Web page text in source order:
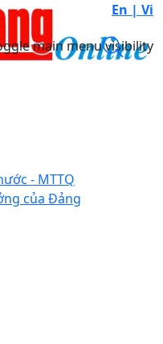
En | Vi
main menu visibility
- MTTQ
của Đảng